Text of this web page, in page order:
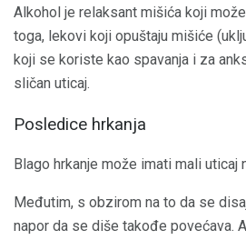
Alkohol je relaksant mišića koji
toga, lekovi koji opuštaju mišiće
koji se koriste kao spavanja i za
sličan uticaj.
Posledice hrkanja
Blago hrkanje može imati mali uticaj
Međutim, s obzirom na to da se
napor da se diše takođe povećava.